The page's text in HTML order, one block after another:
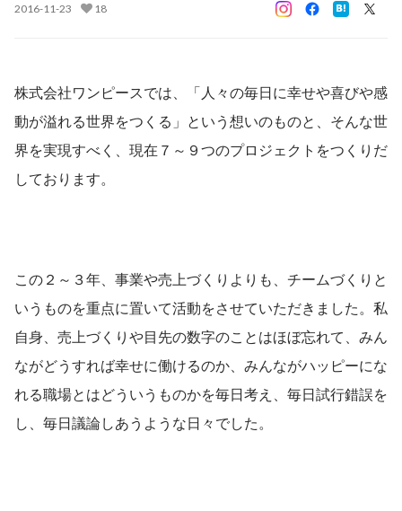
2016-11-23 18
株式会社ワンピースでは、「人々の毎日に幸せや喜びや感
動が溢れる世界をつくる」という想いのものと、そんな世
界を実現すべく、現在７～９つのプロジェクトをつくりだ
しております。
この２～３年、事業や売上づくりよりも、チームづくりと
いうものを重点に置いて活動をさせていただきました。私
自身、売上づくりや目先の数字のことはほぼ忘れて、みん
ながどうすれば幸せに働けるのか、みんながハッピーにな
れる職場とはどういうものかを毎日考え、毎日試行錯誤を
し、毎日議論しあうような日々でした。